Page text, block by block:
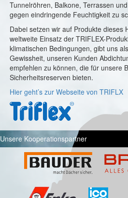
Tunnelröhren, Balkone, Terrassen
gegen eindringende Feuchtigkeit zu
Dabei setzen wir auf Produkte dieses
weltweite Einsatz der TRIFLEX-
klimatischen Bedingungen, gibt uns
Gewissheit, unseren Kunden
empfehlen zu können, die für unsere
Sicherheitsreserven bieten.
Hier geht’s zur Webseite von TRIFLX
Unsere Kooperationspartner